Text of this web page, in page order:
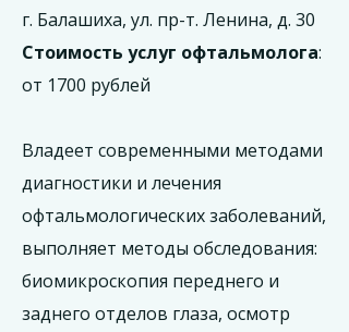
г. Балашиха, ул. пр-т. Ленина, д. 30
Стоимость услуг офтальмолога:
от 1700 рублей
Владеет современными методами
диагностики и лечения
офтальмологических заболеваний,
выполняет методы обследования:
биомикроскопия переднего и
заднего отделов глаза, осмотр